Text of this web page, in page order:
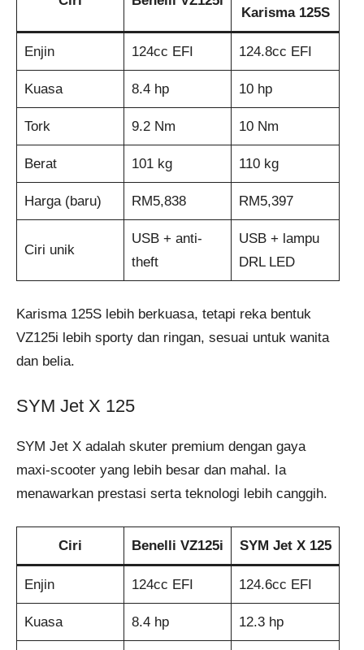
Karisma 125S
Enjin 124cc EFI 124.8cc EFI
Kuasa 8.4 hp 10 hp
Tork 9.2 Nm 10 Nm
Berat 101 kg 110 kg
Harga (baru) RM5,838 RM5,397
Ciri unik
USB + anti-
theft
USB + lampu
DRL LED
Karisma 125S lebih berkuasa, tetapi reka bentuk
VZ125i lebih sporty dan ringan, sesuai untuk wanita
dan belia.
SYM Jet X 125
SYM Jet X adalah skuter premium dengan gaya
maxi-scooter yang lebih besar dan mahal. Ia
menawarkan prestasi serta teknologi lebih canggih.
Ciri Benelli VZ125i SYM Jet X 125
Enjin 124cc EFI 124.6cc EFI
Kuasa 8.4 hp 12.3 hp